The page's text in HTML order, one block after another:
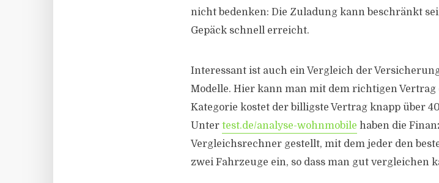
nicht bedenken: Die Zuladung kann beschränkt
Gepäck schnell erreicht.
Interessant ist auch ein Vergleich der
Modelle. Hier kann man mit dem richtigen
Kategorie kostet der billigste Vertrag knapp über
Unter test.de/analyse-wohnmobile haben die
Vergleichsrechner gestellt, mit dem jeder den
zwei Fahrzeuge ein, so dass man gut vergleichen